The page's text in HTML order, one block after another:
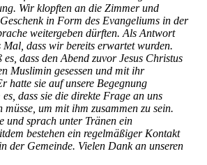
Wir klopften an die Zimmer und
in Form des Evangeliums in der
weitergeben dürften. Als Antwort
Mal, dass wir bereits erwartet wurden.
dass den Abend zuvor Jesus Christus
Muslimin gesessen und mit ihr
hatte sie auf unsere Begegnung
dass sie die direkte Frage an uns
müsse, um mit ihm zusammen zu sein.
und sprach unter Tränen ein
bestehen ein regelmäßiger Kontakt
der Gemeinde. Vielen Dank an unseren